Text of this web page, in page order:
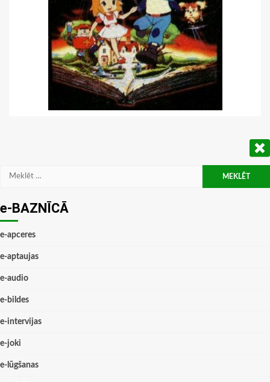
Meklēt:
e-BAZNĪCĀ
e-apceres
e-aptaujas
e-audio
e-bildes
e-intervijas
e-joki
e-lūgšanas